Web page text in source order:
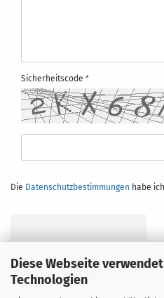
Diese Webseite
Technologien
Sicherheitscode
DATENSCHUTZBESTIMMUNGEN
Die Datenschutzbestimmungen habe
* notwendige Angaben